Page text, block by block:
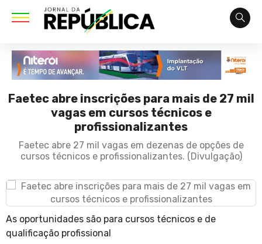
Faetec abre inscrições para mais de 27 mil
vagas em cursos técnicos e
profissionalizantes
Faetec abre 27 mil vagas em dezenas de opções de
cursos técnicos e profissionalizantes. (Divulgação)
As oportunidades são para cursos técnicos e de
qualificação profissional